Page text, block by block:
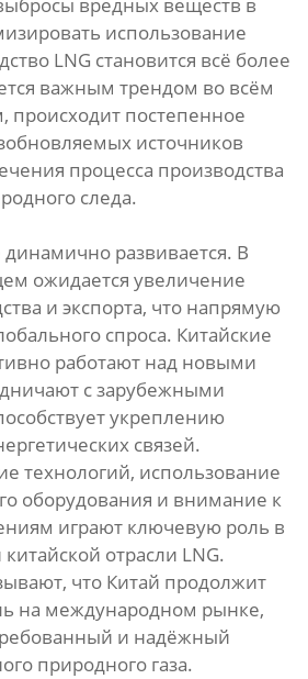
вредных веществ в
использование
LNG становится всё более
важным трендом во всём
происходит постепенное
источников
процесса производства
следа.
развивается. В
ожидается увеличение
и экспорта, что напрямую
спроса. Китайские
работают над новыми
с зарубежными
укреплению
связей.
технологий, использование
оборудования и внимание к
играют ключевую роль в
отрасли LNG.
что Китай продолжит
на международном рынке,
и надёжный
природного газа.